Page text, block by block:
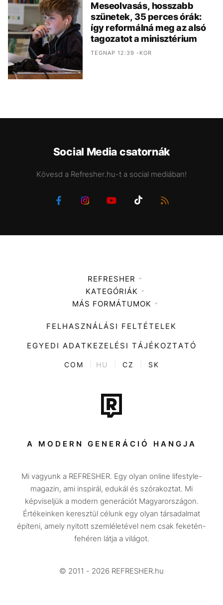
Meseolvasás, hosszabb
szünetek, 35 perces órák:
így reformálná meg az alsó
tagozatot a minisztérium
TEGNAP 12:39 -KOR
Social Media csatornák
Kövesd a Refresher.hu-t a social mediában!
REFRESHER
Médiaajánlat
KATEGÓRIÁK
Zene
Divat
Kultúra
ENTR
Tech-Tudomány
Sport
Társadalom
Utazás
Életmód
Design
Beszélgetések
Videó
MÁS FORMÁTUMOK
FELHASZNÁLÁSI FELTÉTELEK
EGYEDI ADATKEZELÉSI TÁJÉKOZTATÓ
COM HU CZ SK
A MODERN GENERÁCIÓ HANGJA
Mi vagyunk a REFRESHER. Egy olyan online lifestyle-
magazin, ami inspirál, edukál és szórakoztat. Mi
képviseljük a modern generációt Magyarországon.
Értékeinken keresztül célunk egy olyan társadalmat
építeni, amely nyitott szemléletével nem csak feketén-
fehéren látja a világot.
© 2011 - 2026 REFRESHER.hu